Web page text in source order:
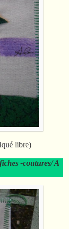
libre)
-coutures/ A